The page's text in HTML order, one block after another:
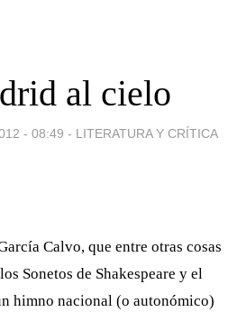
al cielo
- 08:49 - LITERATURA Y CRÍTICA
Calvo, que entre otras cosas
Sonetos de Shakespeare y el
himno nacional (o autonómico)